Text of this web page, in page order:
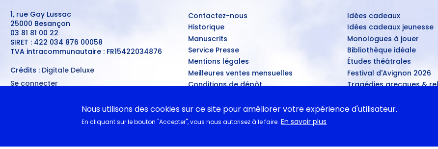
1, rue Gay Lussac
25000 Besançon
03 81 81 00 22
SIRET : 422 034 876 00058
TVA intracommunautaire : FR15422034876
Crédits : Digitale Deluxe
MENU
Se connecter
Contactez-nous
Historique
Manuscrits
Service Presse
Mentions légales
Meilleures ventes mensuelles
Conditions de dépôt
A nouveau disponibles
Idées cadeaux
Idées cadeaux jeunesse
Monologues à jouer
Bibliothèque idéale
Études théâtrales
Festival d'Avignon 2026
Tragédies grecques &
Nous utilisons des cookies sur ce site pour améliorer votre expérience d'utilisateur.
En cliquant sur le bouton "Accepter", vous nous autorisez à le faire. En savoir plus